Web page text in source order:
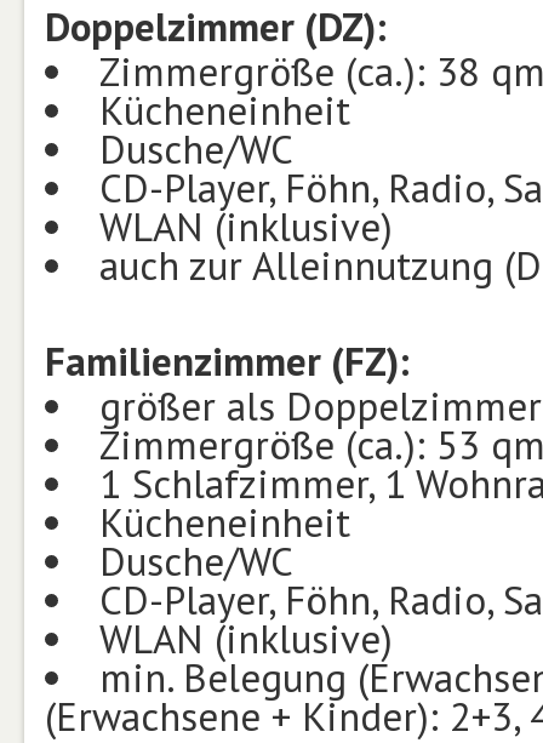
Doppelzimmer (DZ):
Zimmergröße (ca.): 38
Kücheneinheit
Dusche/WC
CD-Player, Föhn, Radio,
WLAN (inklusive)
auch zur Alleinnutzung
Familienzimmer (FZ):
größer als Doppelzimmer
Zimmergröße (ca.): 53
1 Schlafzimmer, 1
Kücheneinheit
Dusche/WC
CD-Player, Föhn, Radio,
WLAN (inklusive)
min. Belegung
(Erwachsene + Kinder): 2+3,